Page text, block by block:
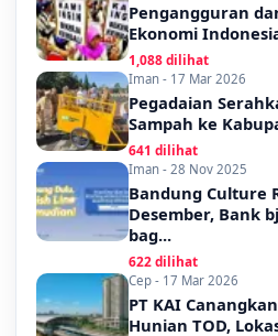
Pengangguran
Ekonomi
1,088 dilihat
Iman - 17 Mar 2026
Pegadaian
Sampah ke
641 dilihat
Iman - 28 Nov 2025
Bandung Culture
Desember, Bank
bag...
622 dilihat
Cep - 17 Mar 2026
PT KAI
Hunian TOD,